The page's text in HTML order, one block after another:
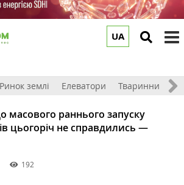
UA
Ринок землі Елеватори Тваринництво
масового раннього запуску
цьогоріч не справдились —
192